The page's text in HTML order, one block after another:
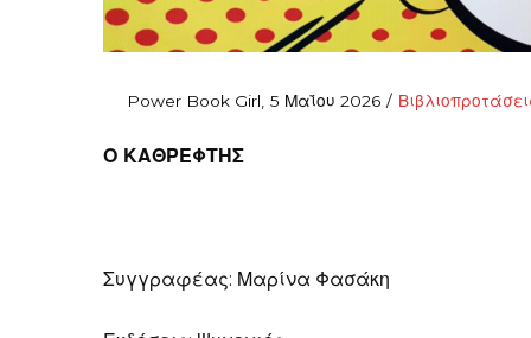
Power Book Girl Posted
5 Μαΐου 2026
Posted
Ο ΚΑΘΡΕΦΤΗΣ
Συγγραφέας: Μαρίνα Φασάκη